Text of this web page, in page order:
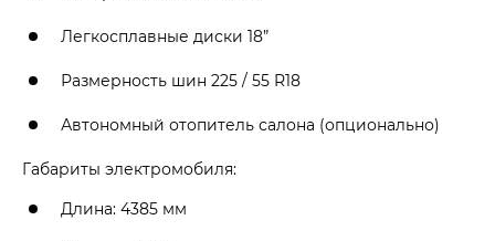
Легкосплавные диски 18”
Размерность шин 225 / 55 R18
Автономный отопитель салона (опционально)
Габариты электромобиля:
Длина: 4385 мм